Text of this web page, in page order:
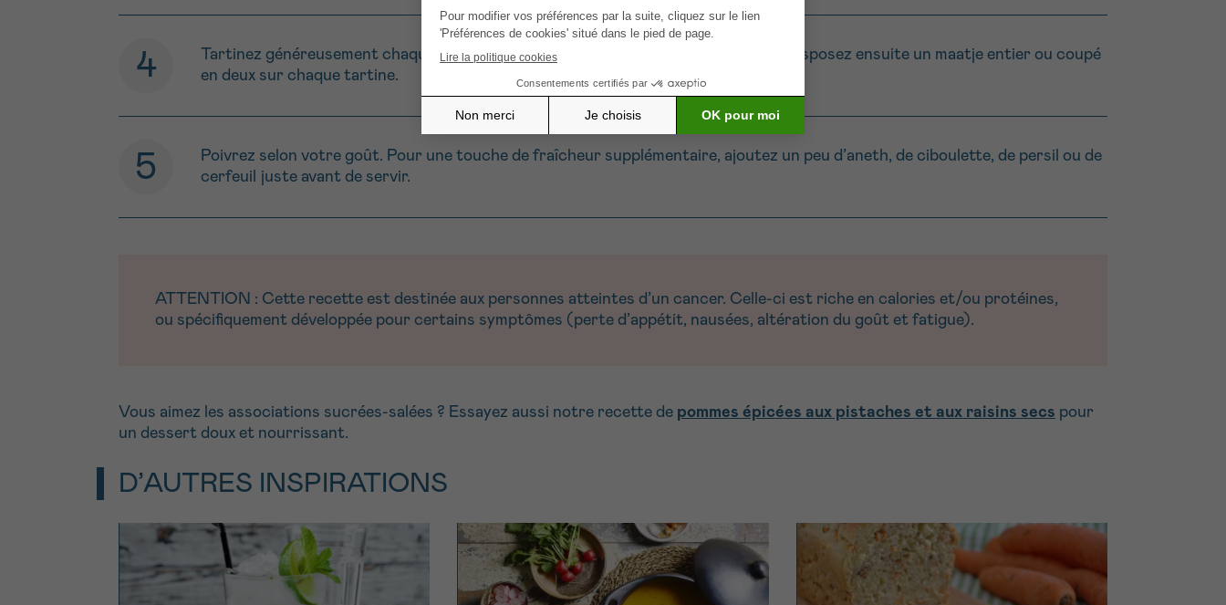
Tartinez généreusement chaque tranche de pain avec le mélange pomme-oignon. Disposez ensuite un maatje entier ou coupé
en deux sur chaque tartine.
Poivrez selon votre goût. Pour une touche de fraîcheur supplémentaire, ajoutez un peu d’aneth, de ciboulette, de persil ou de
cerfeuil juste avant de servir.
ATTENTION : Cette recette est destinée aux personnes atteintes d’un cancer. Celle-ci est riche en calories et/ou protéines,
ou spécifiquement développée pour certains symptômes (perte d’appétit, nausées, altération du goût et fatigue).
Vous aimez les associations sucrées-salées ? Essayez aussi notre recette de pommes épicées aux pistaches et aux raisins secs pour
un dessert doux et nourrissant.
D’AUTRES INSPIRATIONS